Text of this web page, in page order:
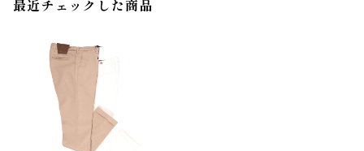
最近チェックした商品